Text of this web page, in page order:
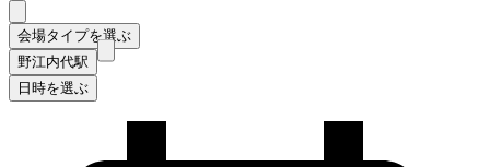
会場タイプを選ぶ
野江内代駅
日時を選ぶ